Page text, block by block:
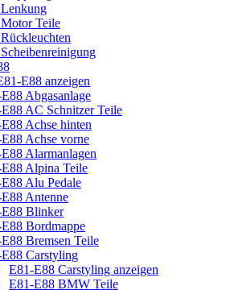
Teile
E88 anzeigen
Abgasanlage
AC Schnitzer Teile
Achse hinten
Achse vorne
Alarmanlagen
Alpina Teile
Alu Pedale
Antenne
Blinker
Bordmappe
Bremsen Teile
Carstyling
E81-E88 Carstyling anzeigen
E81-E88 BMW Teile